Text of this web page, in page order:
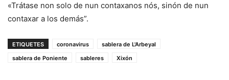
«Trátase non solo de nun contaxanos nós, sinón de nun
contaxar a los demás”.
ETIQUETES coronavirus
sablera de L'Arbeyal
sablera de Poniente
sableres Xixón